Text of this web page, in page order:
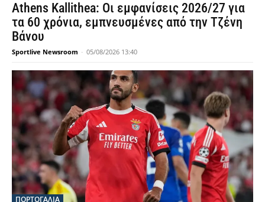
Athens Kallithea: Οι εμφανίσεις 2026/27 για
τα 60 χρόνια, εμπνευσμένες από την Τζένη
Βάνου
Sportlive Newsroom - 05/08/2026 13:40
ΠΟΡΤΟΓΑΛΙΑ